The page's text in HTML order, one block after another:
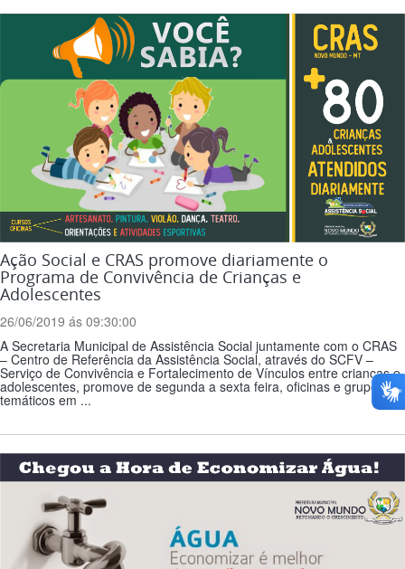
Ação Social e CRAS promove diariamente o
Programa de Convivência de Crianças e
Adolescentes
26/06/2019 ás 09:30:00
A Secretaria Municipal de Assistência Social juntamente com o CRAS
– Centro de Referência da Assistência Social, através do SCFV –
Serviço de Convivência e Fortalecimento de Vínculos entre crianças e
adolescentes, promove de segunda a sexta feira, oficinas e grupos
temáticos em ...